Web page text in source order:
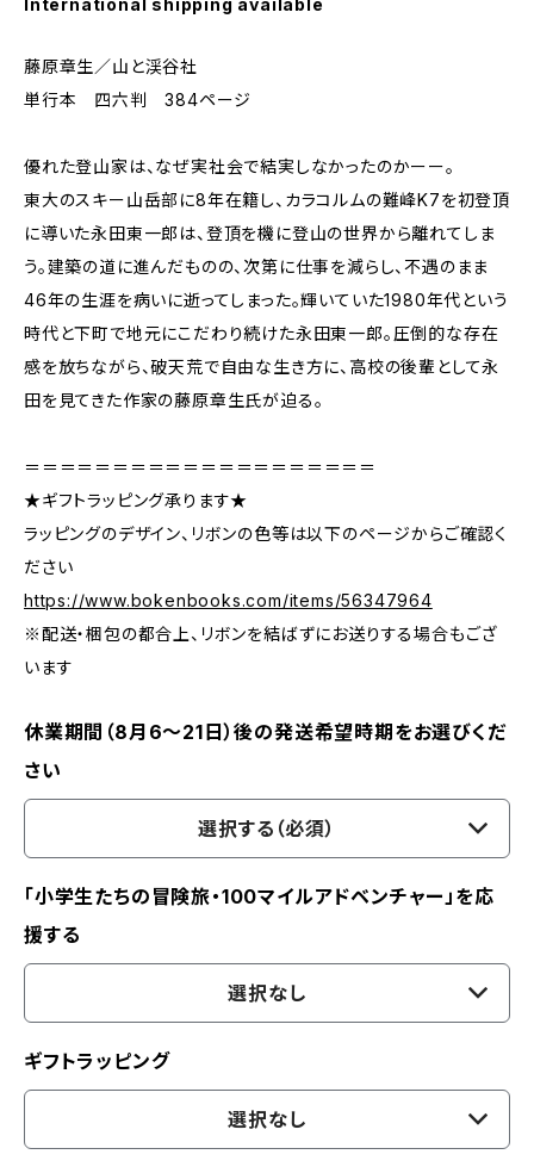
International shipping available
藤原章生／山と渓谷社
単行本 四六判 384ページ
優れた登山家は、なぜ実社会で結実しなかったのかーー。
東大のスキー山岳部に8年在籍し、カラコルムの難峰K7を初登頂
に導いた永田東一郎は、登頂を機に登山の世界から離れてしま
う。建築の道に進んだものの、次第に仕事を減らし、不遇のまま
46年の生涯を病いに逝ってしまった。輝いていた1980年代という
時代と下町で地元にこだわり続けた永田東一郎。圧倒的な存在
感を放ちながら、破天荒で自由な生き方に、高校の後輩として永
田を見てきた作家の藤原章生氏が迫る。
＝＝＝＝＝＝＝＝＝＝＝＝＝＝＝＝＝＝＝＝
★ギフトラッピング承ります★
ラッピングのデザイン、リボンの色等は以下のページからご確認く
ださい
https://www.bokenbooks.com/items/56347964
※配送・梱包の都合上、リボンを結ばずにお送りする場合もござ
います
休業期間（8月6〜21日）後の発送希望時期をお選びくだ
さい
選択する（必須）
「小学生たちの冒険旅・100マイルアドベンチャー」を応
援する
選択なし
ギフトラッピング
選択なし